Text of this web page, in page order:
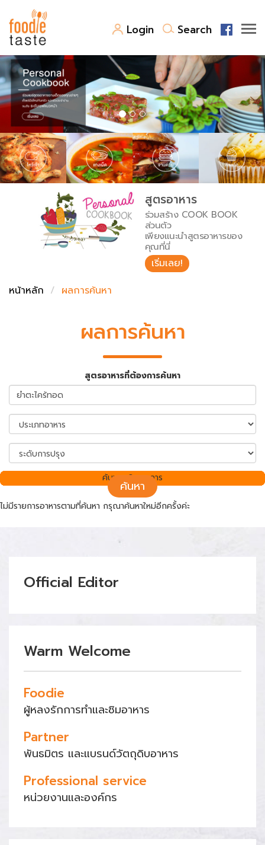
Login Search
สูตรอาหาร
สูตรอาหารล่าสุด
Top Foodie
พาไปชิม
สารพันก้นครัว
เคล็ดลับน่ารู้
เปรียบเทียบหน่วยการตวง
เปรียบเทียบอุณหภูมิ
เปรียบเทียบน้ำหนักวัตถุดิบ
FoodPedia
สร้าง Cookbook
สูตรอาหาร
ร่วมสร้าง COOK BOOK
ส่วนตัว
เพียงแนะนำสูตรอาหารของ
คุณที่นี่
เริ่มเลย!
หน้าหลัก
ผลการค้นหา
ผลการค้นหา
สูตรอาหารที่ต้องการค้นหา
ค้นหา
ไม่มีรายการอาหารตามที่ค้นหา กรุณาค้นหาใหม่อีกครั้งค่ะ
ค้นพบ 0 รายการ
Official Editor
Warm Welcome
Foodie
ผู้หลงรักการทำและชิมอาหาร
Partner
พันธมิตร และแบรนด์วัตถุดิบอาหาร
Professional service
หน่วยงานและองค์กร